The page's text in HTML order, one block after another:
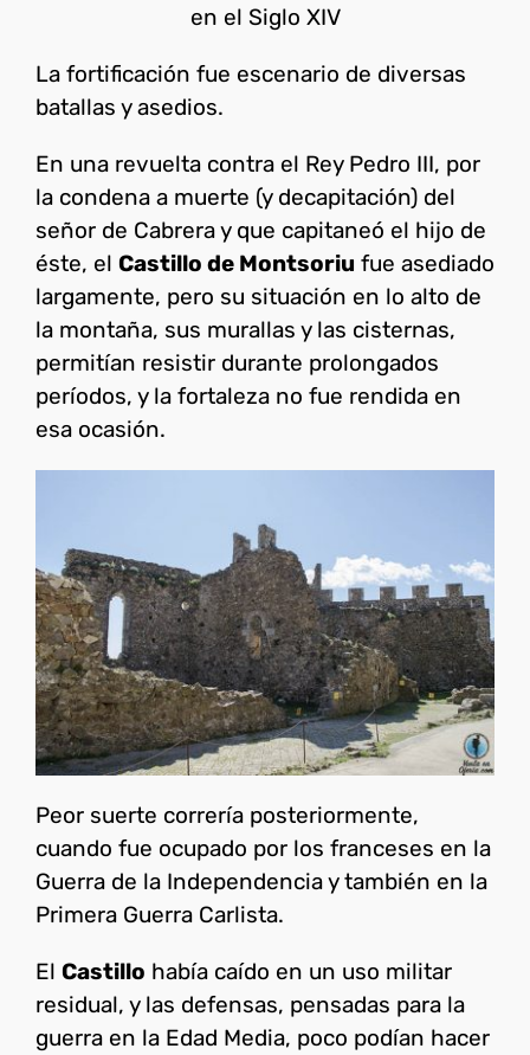
en el Siglo XIV
La fortificación fue escenario de diversas
batallas y asedios.
En una revuelta contra el Rey Pedro III, por
la condena a muerte (y decapitación) del
señor de Cabrera y que capitaneó el hijo de
éste, el Castillo de Montsoriu fue asediado
largamente, pero su situación en lo alto de
la montaña, sus murallas y las cisternas,
permitían resistir durante prolongados
períodos, y la fortaleza no fue rendida en
esa ocasión.
Peor suerte correría posteriormente,
cuando fue ocupado por los franceses en la
Guerra de la Independencia y también en la
Primera Guerra Carlista.
El Castillo había caído en un uso militar
residual, y las defensas, pensadas para la
guerra en la Edad Media, poco podían hacer